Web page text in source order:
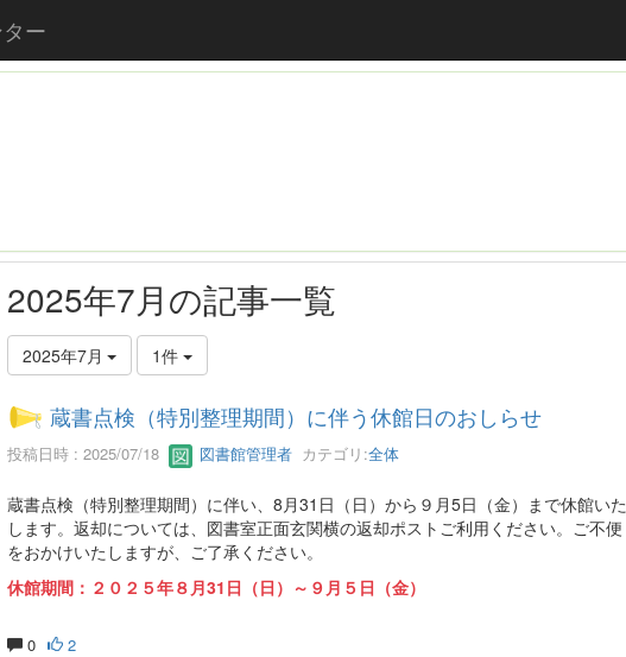
ー
2025年7月の記事一覧
2025年7月 1件
蔵書点検（特別整理期間）に伴う休館日のおしらせ
投稿日時 : 2025/07/18 図書館管理者カテゴリ:全体
蔵書点検（特別整理期間）に伴い、8月31日（日）から９月5日（金）まで休館いた
します。返却については、図書室正面玄関横の返却ポストご利用ください。ご不便
をおかけいたしますが、ご了承ください。
休館期間：２０２５年８月31日（日）～９月５日（金）
0 2